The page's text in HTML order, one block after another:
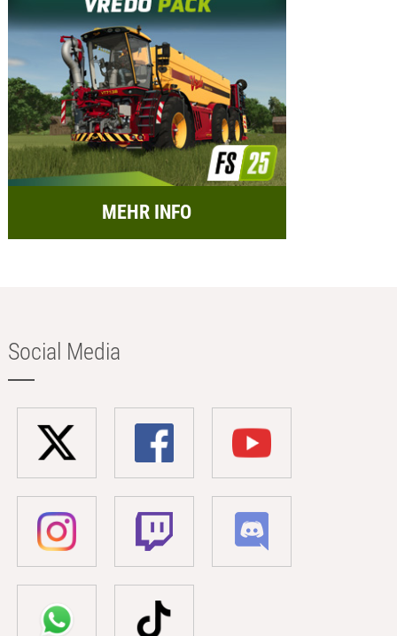
MEHR INFO
Social Media